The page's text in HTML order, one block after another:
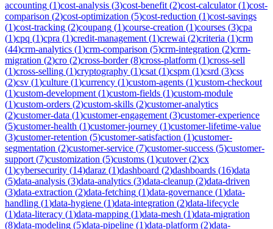
accounting (1)cost-analysis (3)cost-benefit (2)cost-calculator(1)cost-
comparison (2)cost-optimization (5)cost-reduction (1)cost-savings
(1)cost-tracking (2)coupang (1)course-creation (1)courses (3)cpa
(1)cpq (1)cpra (1)credit-management (1)crewai (2)criteria (1)crm
(44)crm-analytics (1)crm-comparison (5)crm-integration (2)crm-
migration (2)cro (2)cross-border(8)cross-platform (1)cross-sell
(1)cross-selling (1)cryptography (1)csat (1)cspm (1)csrd (3)css
(2)csv (1)culture (1)currency (1)custom-agents (1)custom-checkout
(1)custom-development (1)custom-fields (1)custom-module
(1)custom-orders (2)custom-skills (2)customer-analytics
(2)customer-data (1)customer-engagement (3)customer-experience
(5)customer-health (1)customer-journey (1)customer-lifetime-value
(3)customer-retention (5)customer-satisfaction (1)customer-
segmentation (2)customer-service (7)customer-success (5)customer-
support (7)customization (5)customs (1)cutover(2)cx
(1)cybersecurity (14)daraz (1)dashboard (2)dashboards (16)data
(5)data-analysis (3)data-analytics (3)data-cleanup (2)data-driven
(3)data-extraction (2)data-fetching (1)data-governance (1)data-
handling (1)data-hygiene (1)data-integration (2)data-lifecycle
(1)data-literacy (1)data-mapping (1)data-mesh (1)data-migration
(8)data-modeling (5)data-pipeline (1)data-platform (2)data-